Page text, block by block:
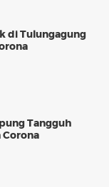
di Tulungagung
Tangguh
Corona